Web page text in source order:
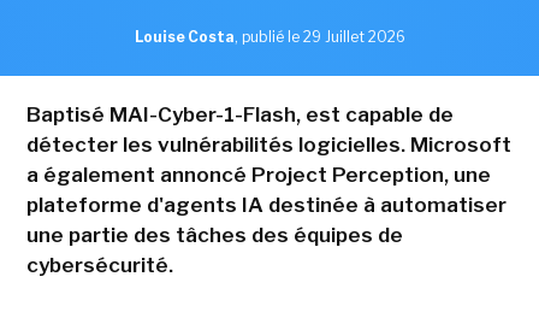
Louise Costa, publié le 29 Juillet 2026
Baptisé MAI-Cyber-1-Flash, est capable de
détecter les vulnérabilités logicielles. Microsoft
a également annoncé Project Perception, une
plateforme d'agents IA destinée à automatiser
une partie des tâches des équipes de
cybersécurité.